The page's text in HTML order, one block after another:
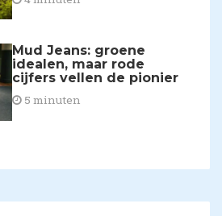
Mud Jeans: groene
idealen, maar rode
cijfers vellen de pionier
5 minuten